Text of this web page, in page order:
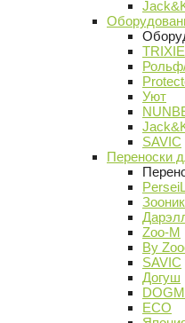
TRIXIE
Уют
SAVIC
Переноски
Зооник
Zoo-M
By
SAVIC
Догуш
ECO